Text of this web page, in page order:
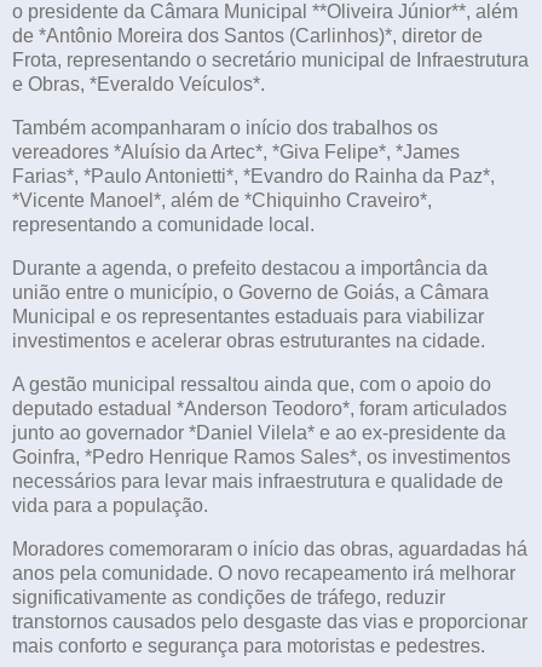
o presidente da Câmara Municipal **Oliveira Júnior**, além
de *Antônio Moreira dos Santos (Carlinhos)*, diretor de
Frota, representando o secretário municipal de Infraestrutura
e Obras, *Everaldo Veículos*.
Também acompanharam o início dos trabalhos os
vereadores *Aluísio da Artec*, *Giva Felipe*, *James
Farias*, *Paulo Antonietti*, *Evandro do Rainha da Paz*,
*Vicente Manoel*, além de *Chiquinho Craveiro*,
representando a comunidade local.
Durante a agenda, o prefeito destacou a importância da
união entre o município, o Governo de Goiás, a Câmara
Municipal e os representantes estaduais para viabilizar
investimentos e acelerar obras estruturantes na cidade.
A gestão municipal ressaltou ainda que, com o apoio do
deputado estadual *Anderson Teodoro*, foram articulados
junto ao governador *Daniel Vilela* e ao ex-presidente da
Goinfra, *Pedro Henrique Ramos Sales*, os investimentos
necessários para levar mais infraestrutura e qualidade de
vida para a população.
Moradores comemoraram o início das obras, aguardadas há
anos pela comunidade. O novo recapeamento irá melhorar
significativamente as condições de tráfego, reduzir
transtornos causados pelo desgaste das vias e proporcionar
mais conforto e segurança para motoristas e pedestres.